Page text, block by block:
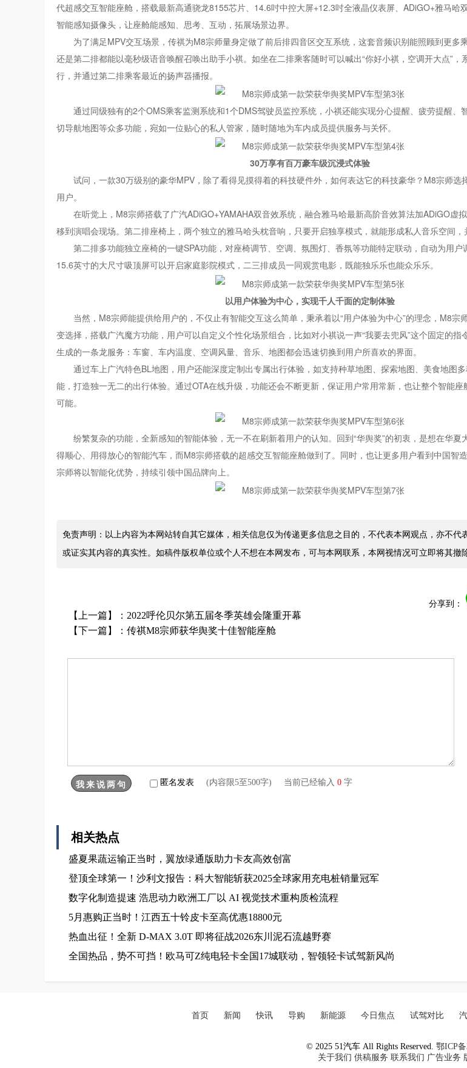
代超感交互智能座舱，搭载最新高通骁龙8155芯片、14.6吋中控大屏+12.3吋全液晶仪表屏、ADiGO+雅马哈
智能感知摄像头，让座舱能感知、思考、互动，拓展场景边界。
为了满足MPV交互场景，传祺为M8宗师量身定做了前后排四音区交互系统，这套音频识别能照顾到更多
还是第二排都能以毫秒级语音唤醒召唤出助手小祺。如坐在二排乘客随时可以喊出“你好小祺，空调开大点”，
行，并通过第二排乘客最近的扬声器播报。
通过同级独有的2个OMS乘客监测系统和1个DMS驾驶员监控系统，小祺还能实现分心提醒、疲劳提醒、
切导航地图等众多功能，宛如一位贴心的私人管家，随时随地为车内成员提供服务与关怀。
30万享有百万豪车级沉浸式体验
试问，一款30万级别的豪华MPV，除了看得见摸得着的科技硬件外，如何表达它的科技豪华？M8宗师选
用户。
在听觉上，M8宗师搭载了广汽ADiGO+YAMAHA双音效系统，融合雅马哈最新高阶音效算法加ADiGO虚
移到演唱会现场。第二排座椅上，两个独立的雅马哈头枕音响，只要开启独享模式，就能形成私人音乐空间，
第二排多功能独立座椅的一键SPA功能，对座椅调节、空调、氛围灯、香氛等功能特定联动，自动为用户
15.6英寸的大尺寸吸顶屏可以开启家庭影院模式，二三排成员一同观赏电影，既能独乐乐也能众乐乐。
以用户体验为中心，实现千人千面的定制体验
当然，M8宗师能提供给用户的，不仅止有智能交互这么简单，秉承着以“用户体验为中心”的理念，M8宗
变选择，搭载广汽魔方功能，用户可以自定义个性化场景组合，比如对小祺说一声“我要去兜风”这个固定的指
生成的一条龙服务：车窗、车内温度、空调风量、音乐、地图都会迅速切换到用户所喜欢的界面。
通过车上广汽特色BL地图，用户还能深度定制出专属出行体验，如支持种草地图、探索地图、美食地图
能，打造独一无二的出行体验。通过OTA在线升级，功能还会不断更新，保证用户常用常新，也让整个智能座
可能。
纷繁复杂的功能，全新感知的智能体验，无一不在刷新着用户的认知。回到“华舆奖”的初衷，是想在华夏
得顺心、用得放心的智能汽车，而M8宗师搭载的超感交互智能座舱做到了。同时，也让更多用户看到中国智
宗师将以智能化优势，持续引领中国品牌向上。
免责声明：以上内容为本网站转自其它媒体，相关信息仅为传递更多信息之目的，不代表本网观点，亦不代
或证实其内容的真实性。如稿件版权单位或个人不想在本网发布，可与本网联系，本网视情况可立即将其撤除
分享到：
【上一篇】： 2022呼伦贝尔第五届冬季英雄会隆重开幕
【下一篇】： 传祺M8宗师获华舆奖十佳智能座舱
匿名发表 (内容限5至500字) 当前已经输入 0 字
相关热点
盛夏果蔬运输正当时，翼放绿通版助力卡友高效创富
登顶全球第一！沙利文报告：科大智能斩获2025全球家用充电桩销量冠军
数字化制造提速 浩思动力欧洲工厂以 AI 视觉技术重构质检流程
5月惠购正当时！江西五十铃皮卡至高优惠18800元
热血出征！全新 D-MAX 3.0T 即将征战2026东川泥石流越野赛
全国热品，势不可挡！欧马可Z纯电轻卡全国17城联动，智领轻卡试驾新风尚
首页 新闻 快讯 导购 新能源 今日焦点 试驾对比
© 2025 51汽车 All Rights Reserved. 鄂ICP
关于我们 供稿服务 联系我们 广告业务